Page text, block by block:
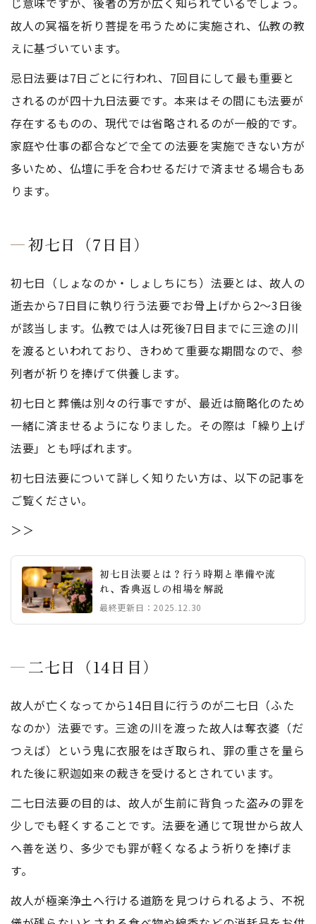
故人の冥福を祈り菩提を弔うために実施され、仏教の教
えに基づいています。
忌日法要は7日ごとに行われ、7回目にして最も重要と
されるのが四十九日法要です。本来はその間にも法要が
存在するものの、現代では省略されるのが一般的です。
家庭や仕事の都合などで全ての法要を実施できない方が
多いため、仏壇に手を合わせるだけで済ませる場合もあ
ります。
初七日（7日目）
初七日（しょなのか・しょしちにち）法要とは、故人の
逝去から7日目に執り行う法要でお骨上げから2〜3日後
が該当します。仏教では人は死後7日目までに三途の川
を渡るといわれており、きわめて重要な期間なので、参
列者が祈りを捧げて供養します。
初七日と葬儀は別々の行事ですが、最近は簡略化のため
一緒に済ませるようになりました。その際は「繰り上げ
法要」とも呼ばれます。
初七日法要について詳しく知りたい方は、以下の記事を
ご覧ください。
＞＞
初七日法要とは？行う時期と準備や流
れ、香典返しの相場を解説
最終更新日：2025.12.30
二七日（14日目）
故人が亡くなってから14日目に行うのが二七日（ふた
なのか）法要です。三途の川を渡った故人は奪衣婆（だ
つえば）という鬼に衣服をはぎ取られ、罪の重さを量ら
れた後に釈迦如来の裁きを受けるとされています。
二七日法要の目的は、故人が生前に背負った盗みの罪を
少しでも軽くすることです。法要を通じて現世から故人
へ善を送り、多少でも罪が軽くなるよう祈りを捧げま
す。
故人が極楽浄土へ行ける道筋を見つけられるよう、不祝